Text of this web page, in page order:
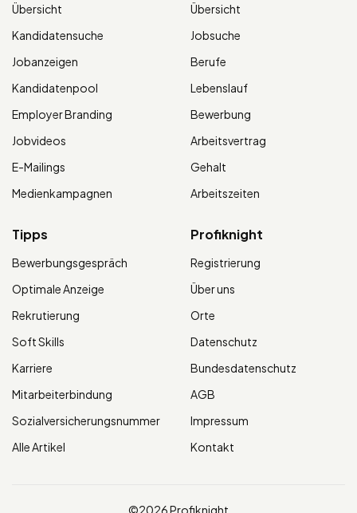
Übersicht
Kandidatensuche
Jobanzeigen
Kandidatenpool
Employer Branding
Jobvideos
E-Mailings
Medienkampagnen
Übersicht
Jobsuche
Berufe
Lebenslauf
Bewerbung
Arbeitsvertrag
Gehalt
Arbeitszeiten
Tipps
Bewerbungsgespräch
Optimale Anzeige
Rekrutierung
Soft Skills
Karriere
Mitarbeiterbindung
Sozialversicherungsnummer
Alle Artikel
Profiknight
Registrierung
Über uns
Orte
Datenschutz
Bundesdatenschutz
AGB
Impressum
Kontakt
©2026 Profiknight